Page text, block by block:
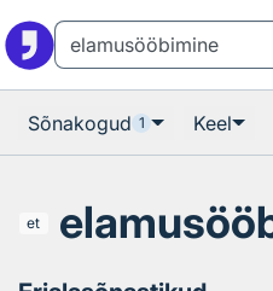
Sõnakogud 1 Keel
et